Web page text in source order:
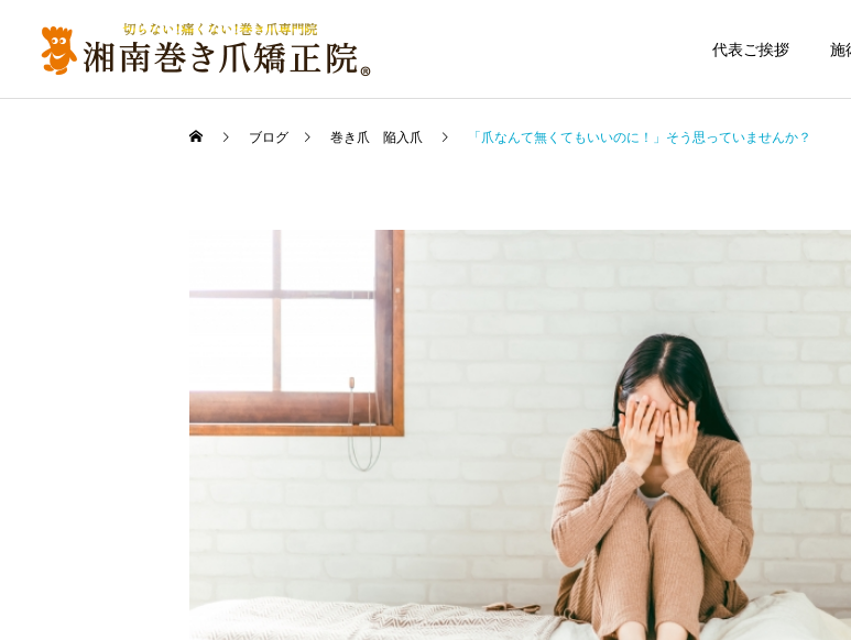
代表ご挨拶 施
ブログ 巻き爪 陥入爪 「爪なんて無くてもいいのに！」そう思っていませんか？